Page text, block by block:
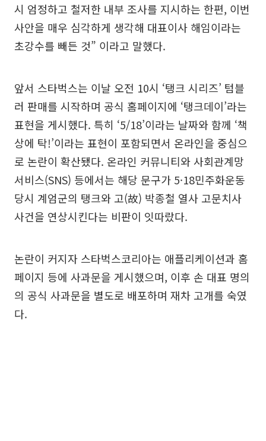
시 엄정하고 철저한 내부 조사를 지시하는 한편, 이번
사안을 매우 심각하게 생각해 대표이사 해임이라는
초강수를 빼든 것” 이라고 말했다.
앞서 스타벅스는 이날 오전 10시 ‘탱크 시리즈’ 텀블
러 판매를 시작하며 공식 홈페이지에 ‘탱크데이’라는
표현을 게시했다. 특히 ‘5/18’이라는 날짜와 함께 ‘책
상에 탁!’이라는 표현이 포함되면서 온라인을 중심으
로 논란이 확산됐다. 온라인 커뮤니티와 사회관계망
서비스(SNS) 등에서는 해당 문구가 5·18민주화운동
당시 계엄군의 탱크와 고(故) 박종철 열사 고문치사
사건을 연상시킨다는 비판이 잇따랐다.
논란이 커지자 스타벅스코리아는 애플리케이션과 홈
페이지 등에 사과문을 게시했으며, 이후 손 대표 명의
의 공식 사과문을 별도로 배포하며 재차 고개를 숙였
다.